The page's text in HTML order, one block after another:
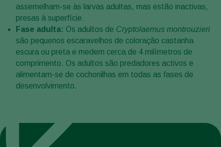
assemelham-se às larvas adultas, mas estão inactivas,
presas à superfície.
Fase adulta: Os adultos de Cryptolaemus montrouzieri
são pequenos escaravelhos de coloração castanha
escura ou preta e medem cerca de 4 milímetros de
comprimento. Os adultos são predadores activos e
alimentam-se de cochonilhas em todas as fases de
desenvolvimento.